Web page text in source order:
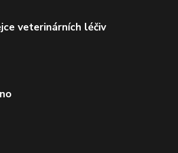
veterinárních léčiv